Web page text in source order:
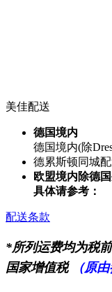
美佳配送
德国境内
德国境内(除
德累斯顿同城
欧盟境内除德
具体请参考：
配送条款
*所列运费均为税
国家增值税
（原